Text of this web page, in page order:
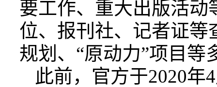
要工作、重大出版活
位、报刊社、记者证
规划、“原动力”项目等
此前，官方于2020年